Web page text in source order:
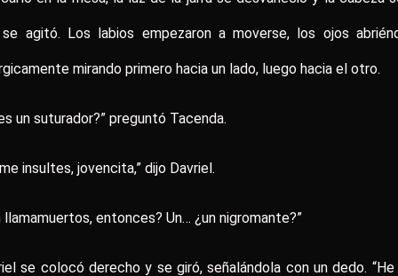
agitó. Los labios empezaron a moverse, los ojos
mirando primero hacia un lado, luego hacia el otro.
un suturador?” preguntó Tacenda.
insultes, jovencita,” dijo Davriel.
llamamuertos, entonces? Un… ¿un nigromante?”
se colocó derecho y se giró, señalándola con un dedo. “He